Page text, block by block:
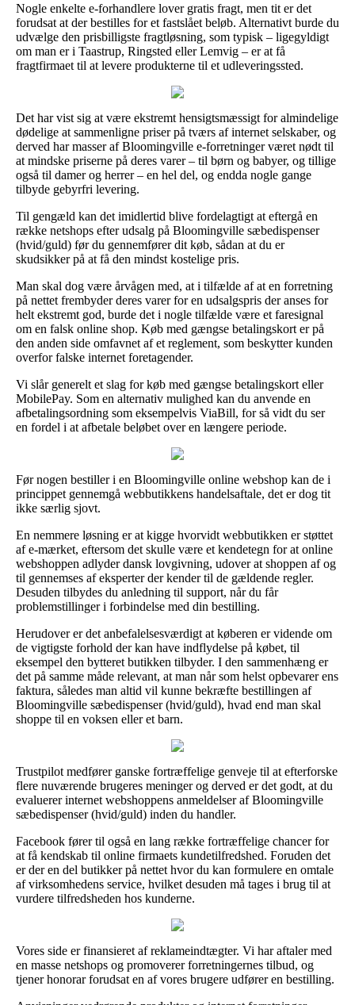
Nogle enkelte e-forhandlere lover gratis fragt, men tit er det
forudsat at der bestilles for et fastslået beløb. Alternativt burde du
udvælge den prisbilligste fragtløsning, som typisk – ligegyldigt
om man er i Taastrup, Ringsted eller Lemvig – er at få
fragtfirmaet til at levere produkterne til et udleveringssted.
Det har vist sig at være ekstremt hensigtsmæssigt for almindelige
dødelige at sammenligne priser på tværs af internet selskaber, og
derved har masser af Bloomingville e-forretninger været nødt til
at mindske priserne på deres varer – til børn og babyer, og tillige
også til damer og herrer – en hel del, og endda nogle gange
tilbyde gebyrfri levering.
Til gengæld kan det imidlertid blive fordelagtigt at eftergå en
række netshops efter udsalg på Bloomingville sæbedispenser
(hvid/guld) før du gennemfører dit køb, sådan at du er
skudsikker på at få den mindst kostelige pris.
Man skal dog være årvågen med, at i tilfælde af at en forretning
på nettet frembyder deres varer for en udsalgspris der anses for
helt ekstremt god, burde det i nogle tilfælde være et faresignal
om en falsk online shop. Køb med gængse betalingskort er på
den anden side omfavnet af et reglement, som beskytter kunden
overfor falske internet foretagender.
Vi slår generelt et slag for køb med gængse betalingskort eller
MobilePay. Som en alternativ mulighed kan du anvende en
afbetalingsordning som eksempelvis ViaBill, for så vidt du ser
en fordel i at afbetale beløbet over en længere periode.
Før nogen bestiller i en Bloomingville online webshop kan de i
princippet gennemgå webbutikkens handelsaftale, det er dog tit
ikke særlig sjovt.
En nemmere løsning er at kigge hvorvidt webbutikken er støttet
af e-mærket, eftersom det skulle være et kendetegn for at online
webshoppen adlyder dansk lovgivning, udover at shoppen af og
til gennemses af eksperter der kender til de gældende regler.
Desuden tilbydes du anledning til support, når du får
problemstillinger i forbindelse med din bestilling.
Herudover er det anbefalelsesværdigt at køberen er vidende om
de vigtigste forhold der kan have indflydelse på købet, til
eksempel den bytteret butikken tilbyder. I den sammenhæng er
det på samme måde relevant, at man når som helst opbevarer ens
faktura, således man altid vil kunne bekræfte bestillingen af
Bloomingville sæbedispenser (hvid/guld), hvad end man skal
shoppe til en voksen eller et barn.
Trustpilot medfører ganske fortræffelige genveje til at efterforske
flere nuværende brugeres meninger og derved er det godt, at du
evaluerer internet webshoppens anmeldelser af Bloomingville
sæbedispenser (hvid/guld) inden du handler.
Facebook fører til også en lang række fortræffelige chancer for
at få kendskab til online firmaets kundetilfredshed. Foruden det
er der en del butikker på nettet hvor du kan formulere en omtale
af virksomhedens service, hvilket desuden må tages i brug til at
vurdere tilfredsheden hos kunderne.
Vores side er finansieret af reklameindtægter. Vi har aftaler med
en masse netshops og promoverer forretningernes tilbud, og
tjener honorar forudsat en af vores brugere udfører en bestilling.